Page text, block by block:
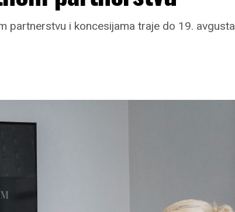
partnerstvu i koncesijama traje do 19. avgusta